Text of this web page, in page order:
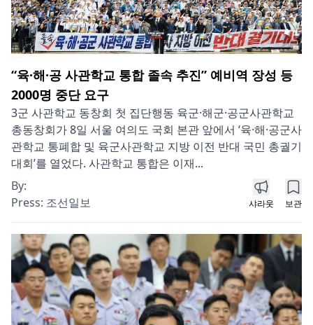
“육·해·공 사관학교 통합 졸속 추진” 예비역 장성 등
2000명 중단 요구
3군 사관학교 동창회 첫 집단행동 육군·해군·공군사관학교
총동창회가 8일 서울 여의도 국회 본관 앞에서 ‘육·해·공군사
관학교 통폐합 및 육군사관학교 지방 이전 반대 국민 총궐기
대회’를 열었다. 사관학교 통합은 이재...
By:
Press: 조선일보 샤라웃 보관